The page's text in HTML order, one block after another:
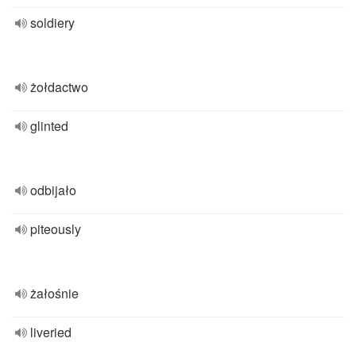
soldiery
żołdactwo
glinted
odbijało
piteously
żałośnie
liveried